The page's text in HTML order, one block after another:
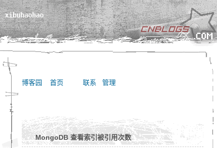
xibuhaohao
博客园 首页 联系 管理
MongoDB 查看索引被引用次数